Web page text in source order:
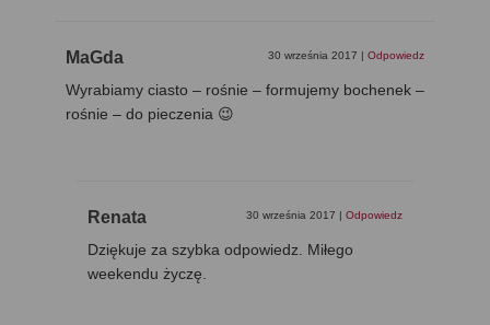
MaGda 30 września 2017 | Odpowiedz
Wyrabiamy ciasto – rośnie – formujemy bochenek –
rośnie – do pieczenia 😉
Renata 30 września 2017 | Odpowiedz
Dziękuje za szybka odpowiedz. Miłego
weekendu życzę.